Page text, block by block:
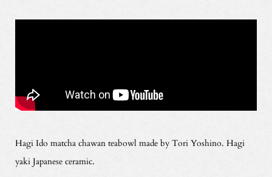
Hagi Ido matcha chawan teabowl made by Tori Yoshino. Hagi
yaki Japanese ceramic.